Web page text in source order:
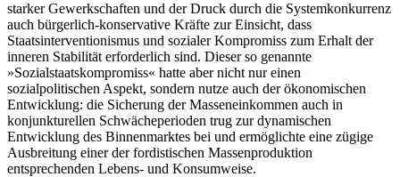
starker Gewerkschaften und der Druck durch die Systemkonkurrenz
auch bürgerlich-konservative Kräfte zur Einsicht, dass
Staatsinterventionismus und sozialer Kompromiss zum Erhalt der
inneren Stabilität erforderlich sind. Dieser so genannte
»Sozialstaatskompromiss« hatte aber nicht nur einen
sozialpolitischen Aspekt, sondern nutze auch der ökonomischen
Entwicklung: die Sicherung der Masseneinkommen auch in
konjunkturellen Schwächeperioden trug zur dynamischen
Entwicklung des Binnenmarktes bei und ermöglichte eine zügige
Ausbreitung einer der fordistischen Massenproduktion
entsprechenden Lebens- und Konsumweise.